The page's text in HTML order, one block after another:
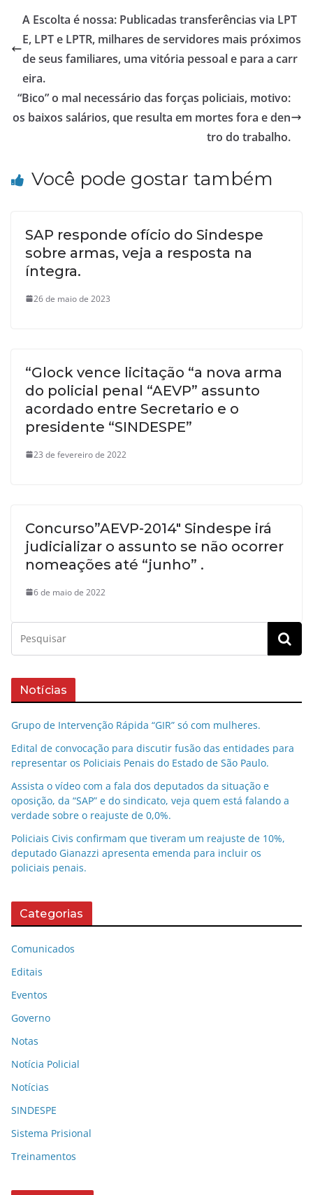
A Escolta é nossa: Publicadas transferências via LPT
E, LPT e LPTR, milhares de servidores mais próximos
de seus familiares, uma vitória pessoal e para a carr
eira.
“Bico” o mal necessário das forças policiais, motivo:
os baixos salários, que resulta em mortes fora e den
tro do trabalho.
Você pode gostar também
SAP responde ofício do Sindespe
sobre armas, veja a resposta na
íntegra.
26 de maio de 2023
“Glock vence licitação “a nova arma
do policial penal “AEVP” assunto
acordado entre Secretario e o
presidente “SINDESPE”
23 de fevereiro de 2022
Concurso”AEVP-2014″ Sindespe irá
judicializar o assunto se não ocorrer
nomeações até “junho” .
6 de maio de 2022
Notícias
Grupo de Intervenção Rápida “GIR” só com mulheres.
Edital de convocação para discutir fusão das entidades para
representar os Policiais Penais do Estado de São Paulo.
Assista o vídeo com a fala dos deputados da situação e
oposição, da “SAP” e do sindicato, veja quem está falando a
verdade sobre o reajuste de 0,0%.
Policiais Civis confirmam que tiveram um reajuste de 10%,
deputado Gianazzi apresenta emenda para incluir os
policiais penais.
Categorias
Comunicados
Editais
Eventos
Governo
Notas
Notícia Policial
Notícias
SINDESPE
Sistema Prisional
Treinamentos